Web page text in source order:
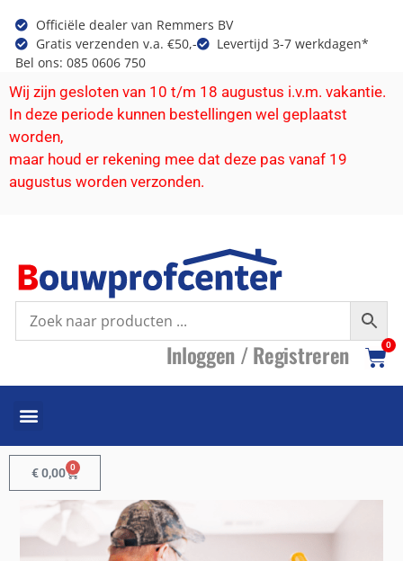
Officiële dealer van Remmers BV
Gratis verzenden v.a. €50,-
Levertijd 3-7 werkdagen*
Bel ons: 085 0606 750
Wij zijn gesloten van 10 t/m 18 augustus i.v.m. vakantie.
In deze periode kunnen bestellingen wel geplaatst
worden,
maar houd er rekening mee dat deze pas vanaf 19
augustus worden verzonden.
Inloggen /Registreren 0
€0,00 0